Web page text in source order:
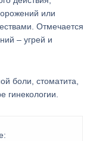
или
Отмечается
– угрей и
боли, стоматита,
гинекологии.